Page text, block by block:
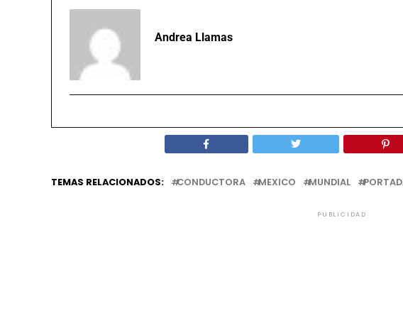
Andrea Llamas
TEMAS RELACIONADOS: CONDUCTORA MEXICO MUNDIAL
PUBLICIDAD